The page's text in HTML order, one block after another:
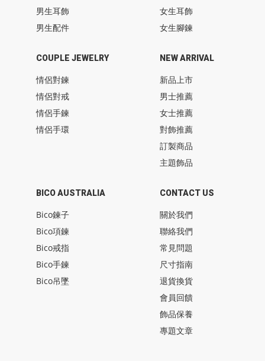
男生耳飾
男生配件
女生耳飾
女生腳鍊
COUPLE JEWELRY
情侶對鍊
情侶對戒
情侶手鍊
情侶手環
BICO AUSTRALIA
Bico鍊子
Bico項鍊
Bico戒指
Bico手鍊
Bico吊墜
NEW ARRIVAL
新品上市
男士推薦
女士推薦
對飾推薦
訂製商品
主題飾品
CONTACT US
關於我們
聯絡我們
常見問題
尺寸指南
退貨換貨
會員回饋
飾品保養
專題文章